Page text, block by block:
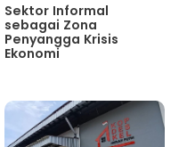
Sektor Informal
sebagai Zona
Penyangga Krisis
Ekonomi